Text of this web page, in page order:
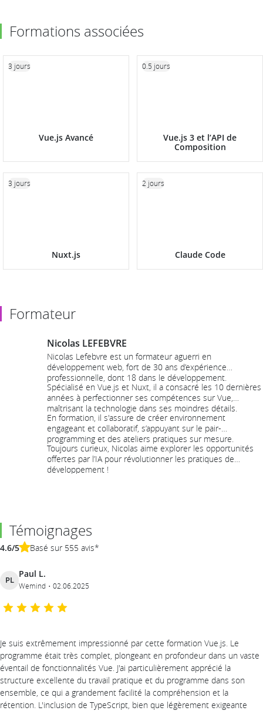
Formations associées
Vue.js Avancé
3 jours
Vue.js 3 et l’API de
Composition
0.5 jours
Nuxt.js
3 jours
Claude Code
2 jours
Formateur
Nicolas LEFEBVRE
Nicolas Lefebvre est un formateur aguerri en
développement web, fort de 30 ans d’expérience
professionnelle, dont 18 dans le développement.
Spécialisé en Vue.js et Nuxt, il a consacré les 10 dernières
années à perfectionner ses compétences sur Vue,
maîtrisant la technologie dans ses moindres détails.
En formation, il s'assure de créer environnement
engageant et collaboratif, s’appuyant sur le pair-
programming et des ateliers pratiques sur mesure.
Toujours curieux, Nicolas aime explorer les opportunités
offertes par l’IA pour révolutionner les pratiques de
développement !
Témoignages
4.6/5 Basé sur 555 avis*
PL
Paul L.
Wemind 02.06.2025
Je suis extrêmement impressionné par cette formation Vue.js. Le
programme était très complet, plongeant en profondeur dans un vaste
éventail de fonctionnalités Vue. J'ai particulièrement apprécié la
structure excellente du travail pratique et du programme dans son
ensemble, ce qui a grandement facilité la compréhension et la
rétention. L'inclusion de TypeScript, bien que légèrement exigeante